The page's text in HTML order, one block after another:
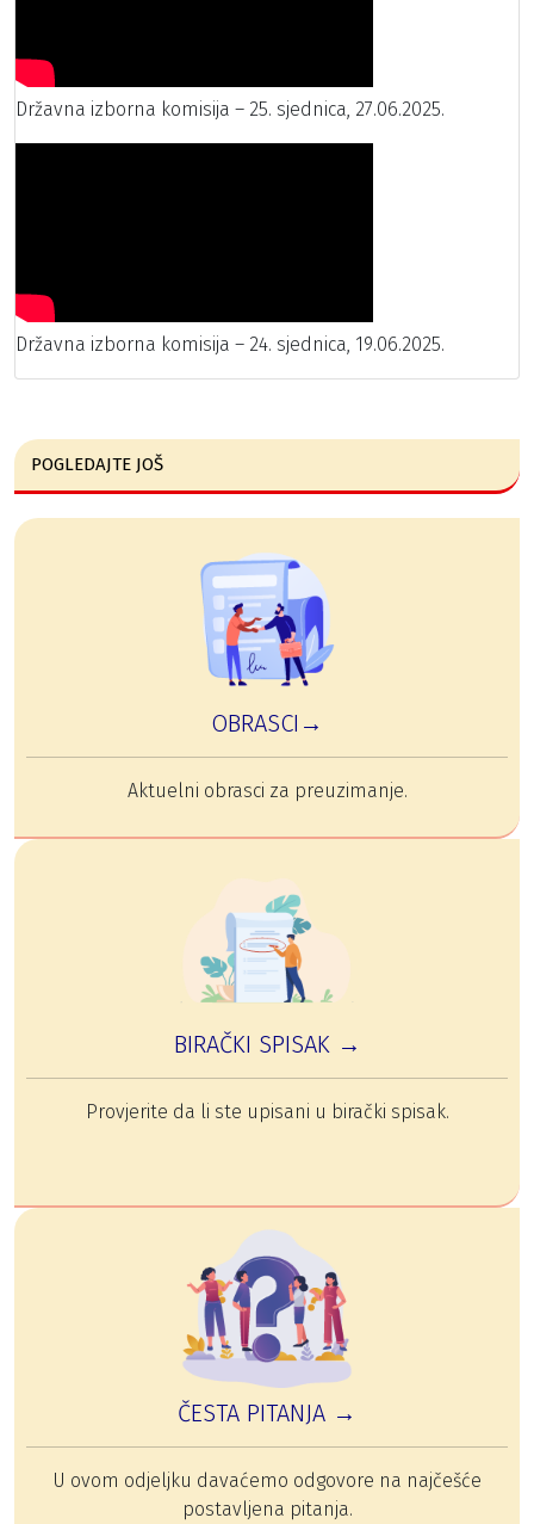
Državna izborna komisija – 25. sjednica, 27.06.2025.
Državna izborna komisija – 24. sjednica, 19.06.2025.
POGLEDAJTE JOŠ
OBRASCI→
Aktuelni obrasci za preuzimanje.
BIRAČKI SPISAK →
Provjerite da li ste upisani u birački spisak.
ČESTA PITANJA →
U ovom odjeljku davaćemo odgovore na najčešće
postavljena pitanja.